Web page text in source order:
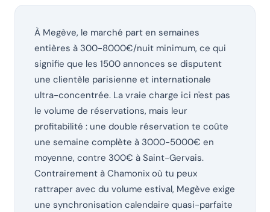
À Megève, le marché part en semaines
entières à 300-8000€/nuit minimum, ce qui
signifie que les 1500 annonces se disputent
une clientèle parisienne et internationale
ultra-concentrée. La vraie charge ici n'est pas
le volume de réservations, mais leur
profitabilité : une double réservation te coûte
une semaine complète à 3000-5000€ en
moyenne, contre 300€ à Saint-Gervais.
Contrairement à Chamonix où tu peux
rattraper avec du volume estival, Megève exige
une synchronisation calendaire quasi-parfaite